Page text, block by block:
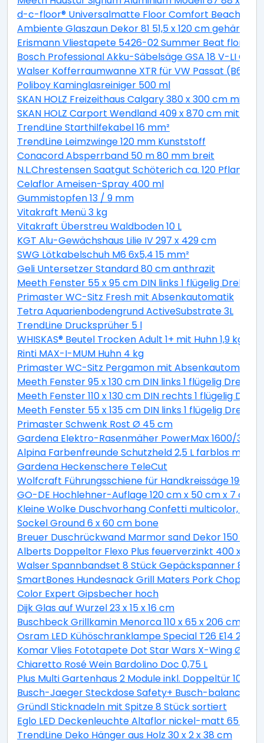
d-c-floor® Universalmatte Floor Comfort
Ambiente Glaszaun Dekor 81 51,5 x 120 cm
Erismann Vliestapete 5426-02 Summer Beat floral
Bosch Professional Akku-Säbelsäge GSA 18 V-LI C
Walser Kofferraumwanne XTR für VW Passat (B6)
Poliboy Kaminglasreiniger 500 ml
SKAN HOLZ Freizeithaus Calgary 380 x 300 cm mit 2.
SKAN HOLZ Carport Wendland 409 x 870 cm mit
TrendLine Starthilfekabel 16 mm²
TrendLine Leimzwinge 120 mm Kunststoff
Conacord Absperrband 50 m 80 mm breit
N.L.Chrestensen Saatgut Schöterich ca. 120 Pflanzen
Celaflor Ameisen-Spray 400 ml
Gummistopfen 13 / 9 mm
Vitakraft Menü 3 kg
Vitakraft Überstreu Waldboden 10 L
KGT Alu-Gewächshaus Lilie IV 297 x 429 cm
SWG Lötkabelschuh M6 6x5,4 15 mm²
Geli Untersetzer Standard 80 cm anthrazit
Meeth Fenster 55 x 95 cm DIN links 1 flügelig Dreh-
Primaster WC-Sitz Fresh mit Absenkautomatik
Tetra Aquarienbodengrund ActiveSubstrate 3L
TrendLine Drucksprüher 5 l
WHISKAS® Beutel Trocken Adult 1+ mit Huhn 1,9 kg 1,9
Rinti MAX-I-MUM Huhn 4 kg
Primaster WC-Sitz Pergamon mit Absenkautomatik
Meeth Fenster 95 x 130 cm DIN links 1 flügelig Dreh-
Meeth Fenster 110 x 130 cm DIN rechts 1 flügelig
Meeth Fenster 55 x 135 cm DIN links 1 flügelig Dreh-
Primaster Schwenk Rost Ø 45 cm
Gardena Elektro-Rasenmäher PowerMax 1600/37
Alpina Farbenfreunde Schutzheld 2,5 L farblos matt
Gardena Heckenschere TeleCut
Wolfcraft Führungsschiene für Handkreissäge 190 x
GO-DE Hochlehner-Auflage 120 cm x 50 cm x 7 cm,
Kleine Wolke Duschvorhang Confetti multicolor, 180
Sockel Ground 6 x 60 cm bone
Breuer Duschrückwand Marmor sand Dekor 150 x
Alberts Doppeltor Flexo Plus feuerverzinkt 400 x 160
Walser Spannbandset 8 Stück Gepäckspanner 8
SmartBones Hundesnack Grill Maters Pork Chop 3
Color Expert Gipsbecher hoch
Dijk Glas auf Wurzel 23 x 15 x 16 cm
Buschbeck Grillkamin Menorca 110 x 65 x 206 cm
Osram LED Kühöschranklampe Special T26 E14
Komar Vlies Fototapete Dot Star Wars X-Wing Ø
Chiaretto Rosé Wein Bardolino Doc 0,75 L
Plus Multi Gartenhaus 2 Module inkl. Doppeltür 10,5
Busch-Jaeger Steckdose Safety+ Busch-balance® SI,
Gründl Sticknadeln mit Spitze 8 Stück sortiert
Eglo LED Deckenleuchte Altaflor nickel-matt 65 x
TrendLine Deko Hänger aus Holz 30 x 2 x 38 cm